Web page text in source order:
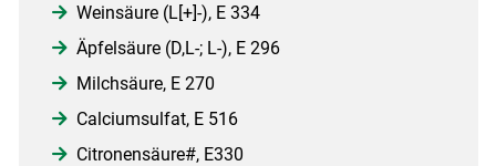
Weinsäure (L[+]-), E 334
Äpfelsäure (D,L-; L-), E 296
Milchsäure, E 270
Calciumsulfat, E 516
Citronensäure#, E330